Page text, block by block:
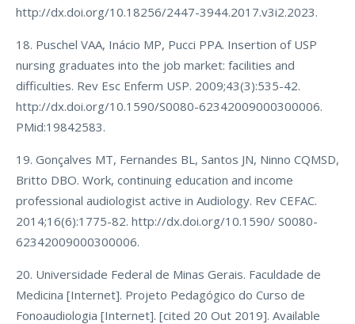
http://dx.doi.org/10.18256/2447-3944.2017.v3i2.2023.
18. Puschel VAA, Inácio MP, Pucci PPA. Insertion of USP
nursing graduates into the job market: facilities and
difficulties. Rev Esc Enferm USP. 2009;43(3):535-42.
http://dx.doi.org/10.1590/S0080-62342009000300006.
PMid:19842583.
19. Gonçalves MT, Fernandes BL, Santos JN, Ninno CQMSD,
Britto DBO. Work, continuing education and income
professional audiologist active in Audiology. Rev CEFAC.
2014;16(6):1775-82. http://dx.doi.org/10.1590/ S0080-
62342009000300006.
20. Universidade Federal de Minas Gerais. Faculdade de
Medicina [Internet]. Projeto Pedagógico do Curso de
Fonoaudiologia [Internet]. [cited 20 Out 2019]. Available